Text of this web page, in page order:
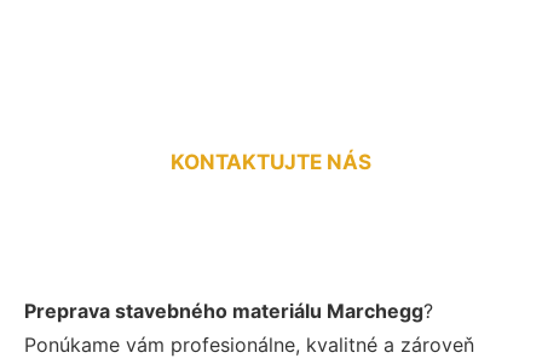
KONTAKTUJTE NÁS
Preprava stavebného materiálu Marchegg?
Ponúkame vám profesionálne, kvalitné a zároveň